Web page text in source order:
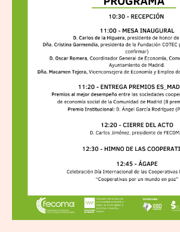
Cooperativas